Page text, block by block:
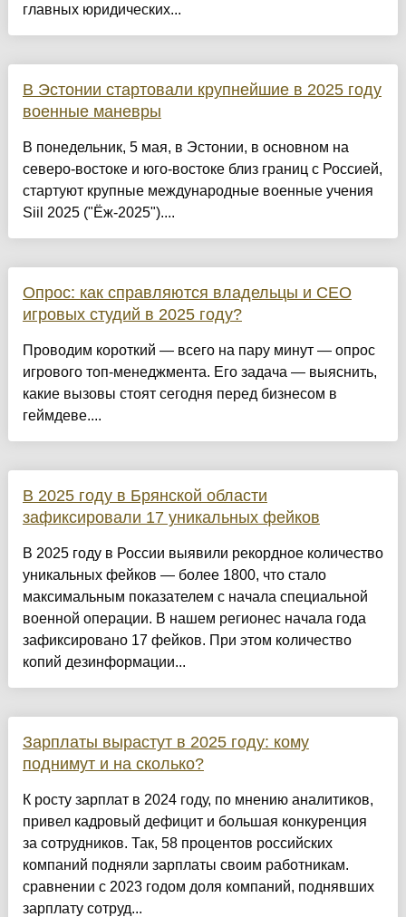
главных юридических...
В Эстонии стартовали крупнейшие в 2025 году
военные маневры
В понедельник, 5 мая, в Эстонии, в основном на
северо-востоке и юго-востоке близ границ с Россией,
стартуют крупные международные военные учения
Siil 2025 ("Ёж-2025")....
Опрос: как справляются владельцы и CEO
игровых студий в 2025 году?
Проводим короткий — всего на пару минут — опрос
игрового топ-менеджмента. Его задача — выяснить,
какие вызовы стоят сегодня перед бизнесом в
геймдеве....
В 2025 году в Брянской области
зафиксировали 17 уникальных фейков
В 2025 году в России выявили рекордное количество
уникальных фейков — более 1800, что стало
максимальным показателем с начала специальной
военной операции. В нашем регионес начала года
зафиксировано 17 фейков. При этом количество
копий дезинформации...
Зарплаты вырастут в 2025 году: кому
поднимут и на сколько?
К росту зарплат в 2024 году, по мнению аналитиков,
привел кадровый дефицит и большая конкуренция
за сотрудников. Так, 58 процентов российских
компаний подняли зарплаты своим работникам.
сравнении с 2023 годом доля компаний, поднявших
зарплату сотруд...